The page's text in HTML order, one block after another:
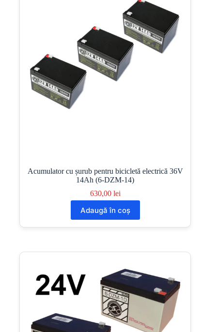
Acumulator cu șurub pentru bicicletă electrică 36V
14Ah (6-DZM-14)
630,00 lei
Adaugă în coș